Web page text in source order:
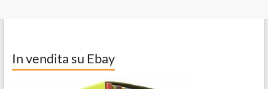
In vendita su Ebay